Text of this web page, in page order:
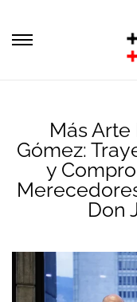
Más Arte
Gómez:
y
Don